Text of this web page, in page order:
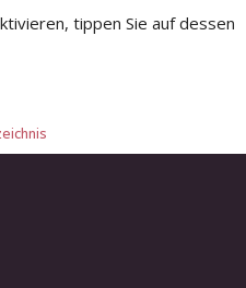
tippen Sie auf dessen